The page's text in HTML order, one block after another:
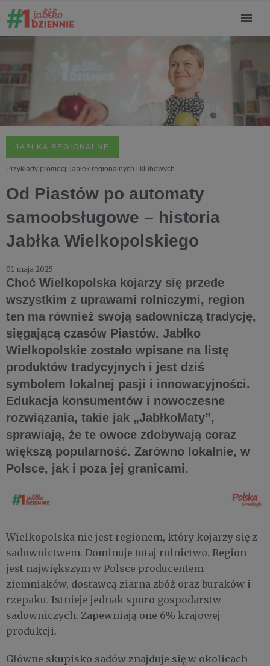
JABŁKA REGIONALNE
Przykłady promocji jabłek regionalnych i klubowych
Od Piastów po automaty
samoobsługowe – historia
Jabłka Wielkopolskiego
01 maja 2025
Choć Wielkopolska kojarzy się przede
wszystkim z uprawami rolniczymi, region
ten ma również swoją sadowniczą tradycję,
sięgającą czasów Piastów. Jabłko
Wielkopolskie zostało wpisane na listę
produktów tradycyjnych i jest dziś
symbolem lokalnej pasji i innowacyjności.
Edukacja konsumentów i nowoczesne
rozwiązania, takie jak „JabłkoMaty”,
sprawiają, że te owoce zdobywają coraz
większą popularność. Zarówno lokalnie, w
Polsce, jak i poza jej granicami.
Wielkopolska nie jest regionem, który kojarzy się z
sadownictwem. Dominuje tutaj rolnictwo. Region
jest największym w Polsce producentem
ziemniaków, dostawcą ziarna zbóż oraz buraków i
rzepaku. Istnieje jednak sporo gospodarstw
sadowniczych. Zapewniają one 6% krajowej
produkcji.
Główne skupisko sadów znajduje się w okolicach